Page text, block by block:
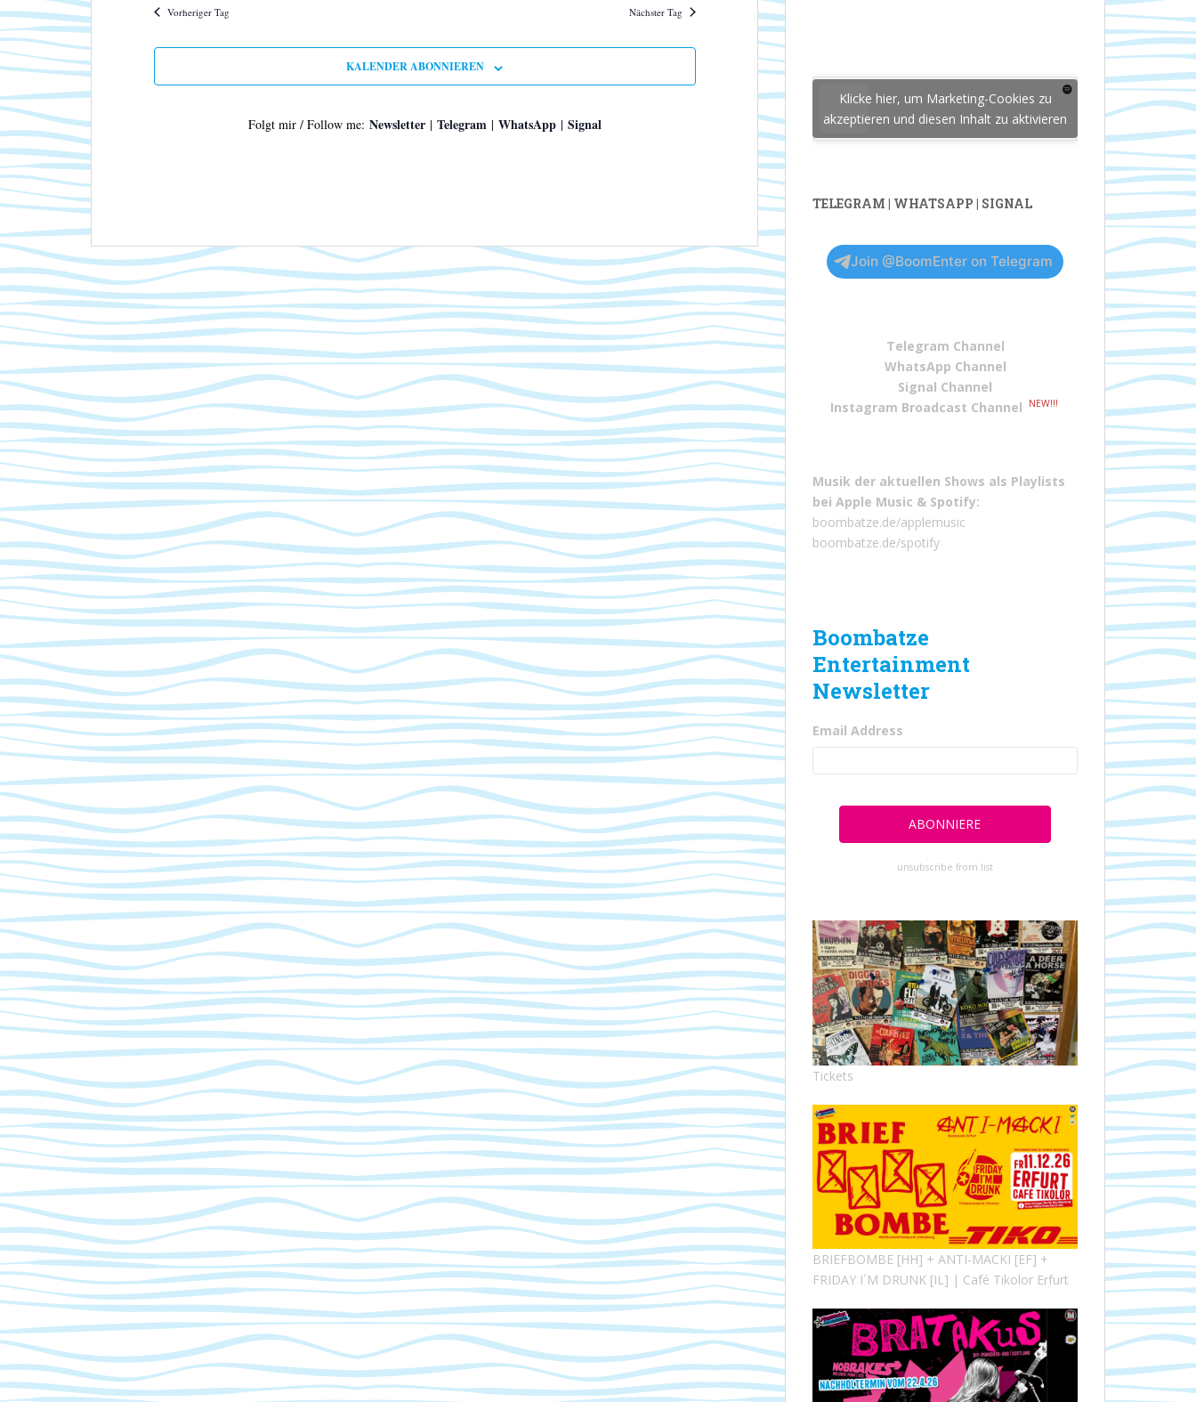
v
i
g
t
Vorheriger Tag Nächster Tag
KALENDER ABONNIEREN
Folgt mir / Follow me: Newsletter| Telegram| WhatsApp| Signal
Klicke hier, um Marketing-Cookies zu
akzeptieren und diesen Inhalt zu aktivieren
TELEGRAM | WHATSAPP | SIGNAL
Join @BoomEnter on Telegram
Telegram Channel
WhatsApp Channel
Signal Channel
Instagram Broadcast Channel
NEW!!!
Musik der aktuellen Shows als Playlists
bei Apple Music & Spotify:
boombatze.de/applemusic
boombatze.de/spotify
Boombatze
Entertainment
Newsletter
Email Address
unsubscribe from list
Tickets
BRIEFBOMBE [HH] + ANTI-MACKI [EF] +
FRIDAY I´M DRUNK [IL] | Café Tikolor Erfurt